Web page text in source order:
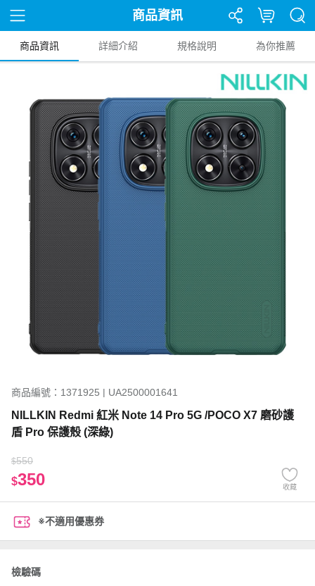
商品資訊
商品資訊 詳細介紹 規格說明 為你推薦
商品編號：1371925 | UA2500001641
NILLKIN Redmi 紅米 Note 14 Pro 5G /POCO X7 磨砂護
盾 Pro 保護殼 (深綠)
$550
$350 收藏
※不適用優惠券
檢驗碼